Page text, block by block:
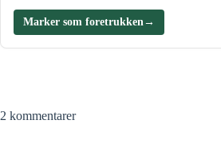
Marker som foretrukken →
2 kommentarer